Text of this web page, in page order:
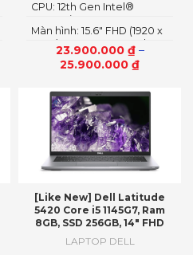
23.900.000 ₫–
25.900.000 ₫
Màn hình: 15.6″ FHD (1920 x
1080) 165Hz, Non-Touch,
3ms, Advanced Optimus,
ComfortView Plus, NVIDIA
CPU: 12th Gen Intel®
Core™ i7 12700H vPro Up
To 4.7GHz (14 Cores, 20
Threads, 24MB Cache)
[Like New] Dell Latitude
5420 Core i5 1145G7, Ram
8GB, SSD 256GB, 14″ FHD
LAPTOP DELL